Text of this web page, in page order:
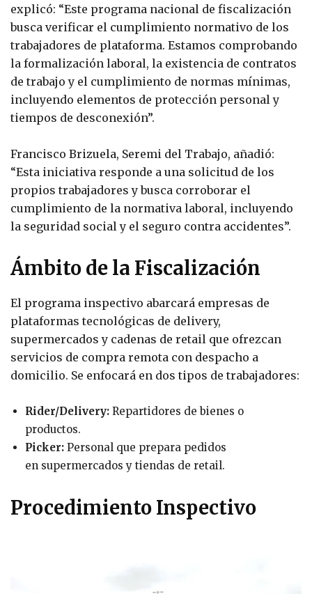
explicó: “Este programa nacional de fiscalización
busca verificar el cumplimiento normativo de los
trabajadores de plataforma. Estamos comprobando
la formalización laboral, la existencia de contratos
de trabajo y el cumplimiento de normas mínimas,
incluyendo elementos de protección personal y
tiempos de desconexión”.
Francisco Brizuela, Seremi del Trabajo, añadió:
“Esta iniciativa responde a una solicitud de los
propios trabajadores y busca corroborar el
cumplimiento de la normativa laboral, incluyendo
la seguridad social y el seguro contra accidentes”.
Ámbito de la Fiscalización
El programa inspectivo abarcará empresas de
plataformas tecnológicas de delivery,
supermercados y cadenas de retail que ofrezcan
servicios de compra remota con despacho a
domicilio. Se enfocará en dos tipos de trabajadores:
Rider/Delivery: Repartidores de bienes o
productos.
Picker: Personal que prepara pedidos
en supermercados y tiendas de retail.
Procedimiento Inspectivo